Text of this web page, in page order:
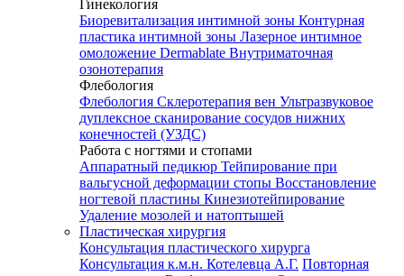
Гинекология
Биоревитализация интимной зоны Контурная
пластика интимной зоны Лазерное интимное
омоложение Dermablate Внутриматочная
озонотерапия
Флебология
Флебология Склеротерапия вен Ультразвуковое
дуплексное сканирование сосудов нижних
конечностей (УЗДС)
Работа с ногтями и стопами
Аппаратный педикюр Тейпирование при
вальгусной деформации стопы Восстановление
ногтевой пластины Кинезиотейпирование
Удаление мозолей и натоптышей
Пластическая хирургия
Консультация пластического хирурга
Консультация к.м.н. Котелевца А.Г. Повторная